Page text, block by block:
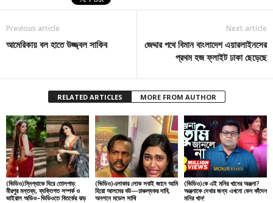
Previous article
আমেরিকায় বল হাতে উজ্জ্বল সাকিব
Next article
জেদ্দার পথে বিমান বাংলাদেশ এয়ারলাইনসের
প্রথম হজ ফ্লাইট ঢাকা ছেড়েছে
RELATED ARTICLES MORE FROM AUTHOR
(ভিডিও)স্নিগ্ধাকে ঘিরে তোলপাড়:
মীরপুর মন্তব্য, ব্যক্তিগত সম্পর্ক ও
ভাইরাল অডিও–ভিডিওতে বিতর্কের ঝড়
(ভিডিও)এলাকার লোক সবাই জানে আমি
হিরো আলমের বউ—চাঞ্চল্যকর দাবি,
অনশনে মডেল সাথি
(ভিডিও)কে এই মনির খানের অঞ্জনা?
অঞ্জনাকে দেখার জন্য এখনো কেন কাঁদেন
মনির খান!